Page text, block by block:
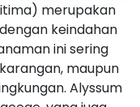
merupakan
keindahan
ini sering
maupun
Alyssum